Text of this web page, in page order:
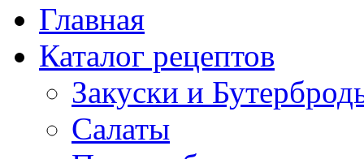
Главная
Каталог рецептов
Закуски и
Салаты